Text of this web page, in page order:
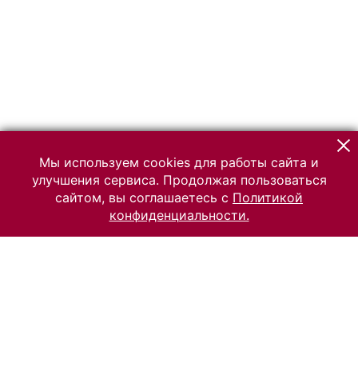
Мы используем cookies для работы сайта и
улучшения сервиса. Продолжая пользоваться
сайтом, вы соглашаетесь с Политикой
конфиденциальности.